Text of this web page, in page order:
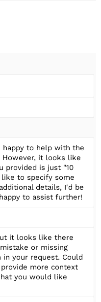
happy to help with the
However, it looks like
provided is just "10
like to specify some
details, I'd be
to assist further!
it looks like there
or missing
in your request. Could
more context
you would like